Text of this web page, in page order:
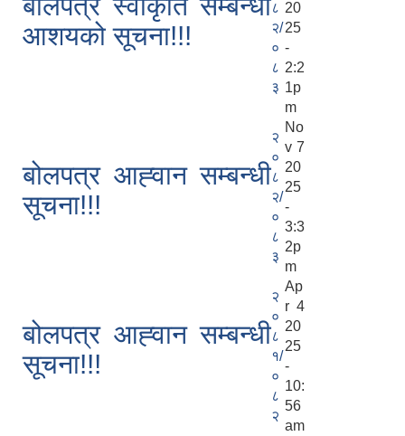
आशयको सूचना!!!
८
२/
०
८
३
20
25
-
2:2
1p
m
बोलपत्र आह्‍वान सम्बन्धी
सूचना!!!
२
०
८
२/
०
८
३
No
v 7
20
25
-
3:3
2p
m
बोलपत्र आह्‍वान सम्बन्धी
सूचना!!!
२
०
८
१/
०
८
२
Ap
r 4
20
25
-
10:
56
am